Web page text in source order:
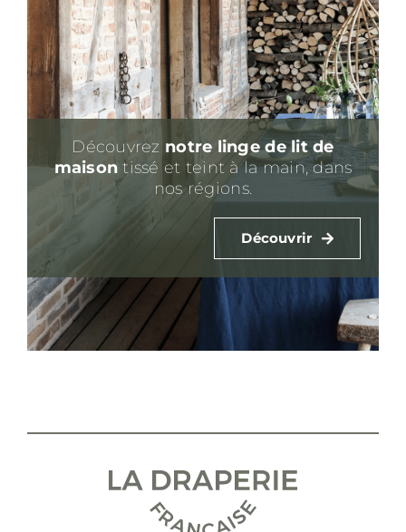
Découvrez notre linge de lit de
maisontissé et teint à la main, dans
nos régions.
Découvrir